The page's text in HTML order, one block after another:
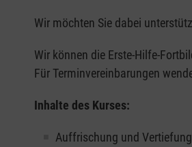
Wir möchten Sie dabei
Wir können die Erste-Hilfe-
Für Terminvereinbarungen
Inhalte des Kurses:
Auffrischung und